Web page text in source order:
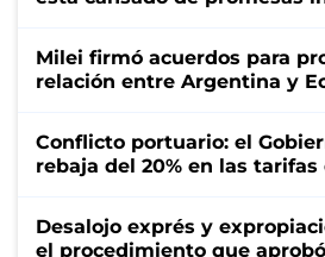
Milei firmó acuerdos para
relación entre Argentina y
Conflicto portuario: el
rebaja del 20% en las
Desalojo exprés y
el procedimiento que